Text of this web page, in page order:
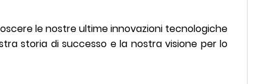
le nostre ultime innovazioni tecnologiche
storia di successo e la nostra visione per lo